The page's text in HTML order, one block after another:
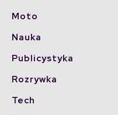
Moto
Nauka
Publicystyka
Rozrywka
Tech